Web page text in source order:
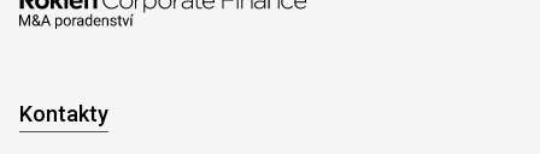
Kontakty